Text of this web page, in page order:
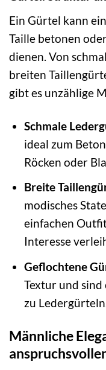
Ein Gürtel kann
Taille betonen
dienen. Von
breiten
gibt es unzählige
Schmale
ideal zum
Röcken oder
Breite
modisches
einfachen
Interesse
Geflochtene
Textur und
zu
Männliche